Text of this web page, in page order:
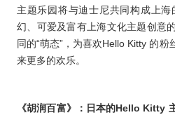
主题乐园将与迪士尼共同构成上
幻、可爱及富有上海文化主题创意
同的“萌态”，为喜欢Hello Kitty 的
来更多的欢乐。
《胡润百富》：日本的Hello Kitty